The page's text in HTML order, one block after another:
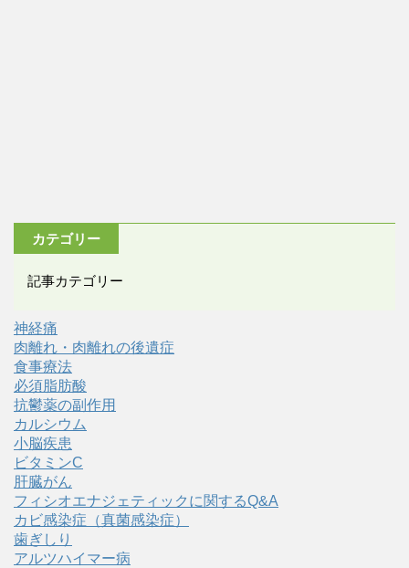
カテゴリー
記事カテゴリー
神経痛
肉離れ・肉離れの後遺症
食事療法
必須脂肪酸
抗鬱薬の副作用
カルシウム
小脳疾患
ビタミンC
肝臓がん
フィシオエナジェティックに関するQ&A
カビ感染症（真菌感染症）
歯ぎしり
アルツハイマー病